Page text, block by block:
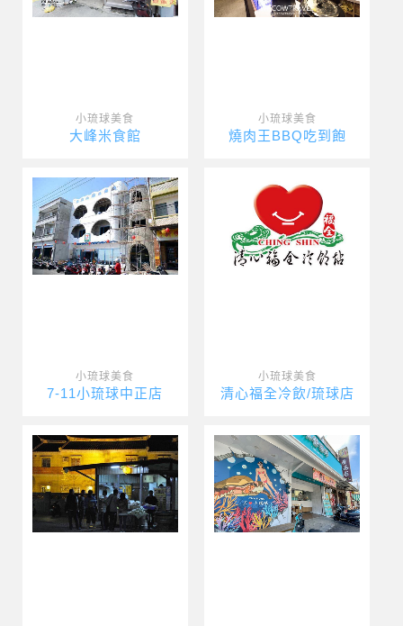
小琉球美食
大峰米食館
小琉球美食
燒肉王BBQ吃到飽
小琉球美食
7-11小琉球中正店
小琉球美食
清心福全冷飲/琉球店